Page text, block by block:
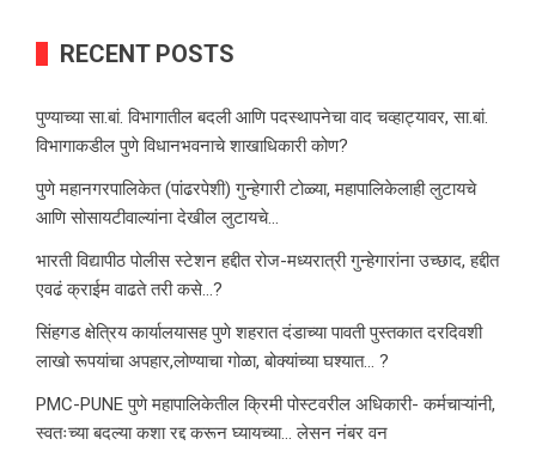
RECENT POSTS
पुण्याच्या सा.बां. विभागातील बदली आणि पदस्थापनेचा वाद चव्हाट्यावर, सा.बां.
विभागाकडील पुणे विधानभवनाचे शाखाधिकारी कोण?
पुणे महानगरपालिकेत (पांढरपेशी) गुन्हेगारी टोळ्या, महापालिकेलाही लुटायचे
आणि सोसायटीवाल्यांना देखील लुटायचे…
भारती विद्यापीठ पोलीस स्टेशन हद्दीत रोज-मध्यरात्री गुन्हेगारांना उच्छाद, हद्दीत
एवढं क्राईम वाढते तरी कसे…?
सिंहगड क्षेत्रिय कार्यालयासह पुणे शहरात दंडाच्या पावती पुस्तकात दरदिवशी
लाखो रूपयांचा अपहार,लोण्याचा गोळा, बोक्यांच्या घश्यात… ?
PMC-PUNE पुणे महापालिकेतील क्रिमी पोस्टवरील अधिकारी- कर्मचाऱ्यांनी,
स्वतःच्या बदल्या कशा रद्द करून घ्यायच्या… लेसन नंबर वन